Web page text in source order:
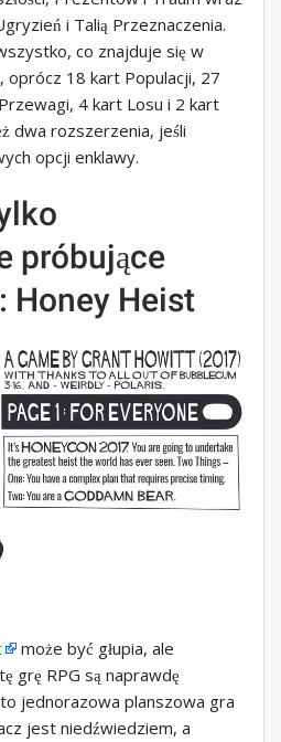
i Talią Przeznaczenia.
co znajduje się w
oprócz 18 kart Populacji, 27
4 kart Losu i 2 kart
dwa rozszerzenia, jeśli
opcji enklawy.
próbujące
Honey Heist
może być głupia, ale
grę RPG są naprawdę
jednorazowa planszowa gra
jest niedźwiedziem, a